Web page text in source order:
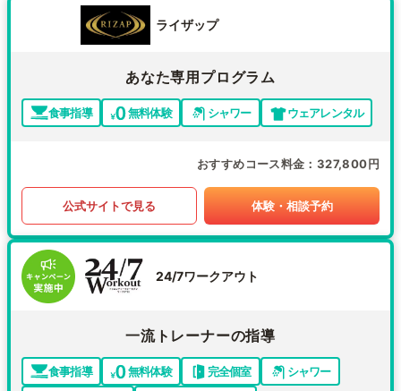
ライザップ
あなた専用プログラム
食事指導 無料体験 シャワー ウェアレンタル
おすすめコース料金 327,800円
公式サイトで見る 体験・相談予約
24/7ワークアウト
一流トレーナーの指導
食事指導 無料体験 完全個室
シャワー